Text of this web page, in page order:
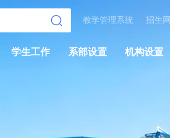
教学管理系统 · 招生网
学生工作 系部设置 机构设置